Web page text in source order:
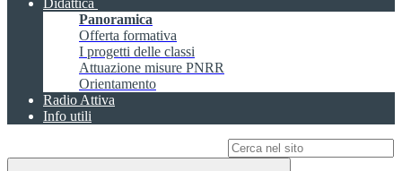
Didattica
Panoramica
Offerta formativa
I progetti delle classi
Attuazione misure PNRR
Orientamento
Radio Attiva
Info utili